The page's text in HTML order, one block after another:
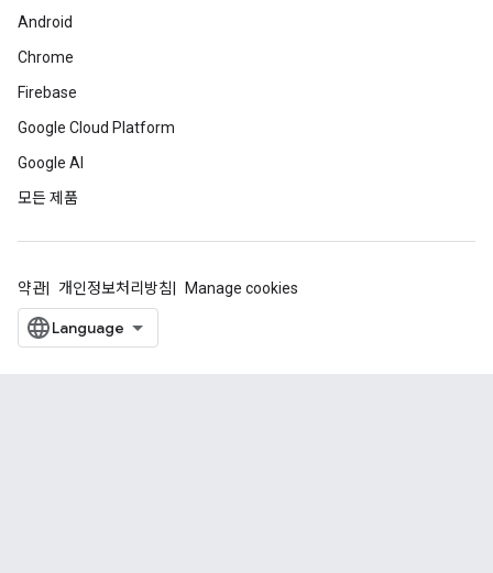
Android
Chrome
Firebase
Google Cloud Platform
Google AI
모든 제품
약관 개인정보처리방침 Manage cookies